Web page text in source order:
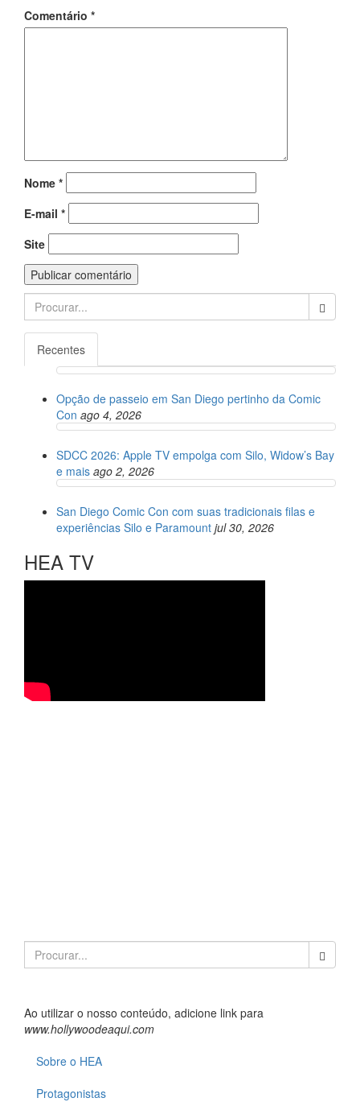
Comentário *
Nome *
E-mail *
Site
Search
for:
Recentes
Opção de passeio em San Diego pertinho da Comic
Con ago 4, 2026
SDCC 2026: Apple TV empolga com Silo, Widow’s Bay
e mais ago 2, 2026
San Diego Comic Con com suas tradicionais filas e
experiências Silo e Paramount jul 30, 2026
HEA TV
Search
for:
Ao utilizar o nosso conteúdo, adicione link para
www.hollywoodeaqui.com
Sobre o HEA
Protagonistas